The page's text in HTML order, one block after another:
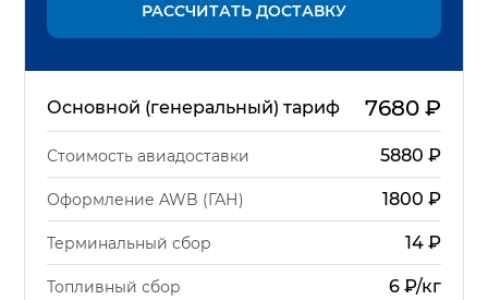
РАССЧИТАТЬ ДОСТАВКУ
Основной (генеральный) тариф 7680₽
Стоимость авиадоставки 5880 ₽
Оформление AWB (ГАН) 1800 ₽
Терминальный сбор 14₽
Топливный сбор
6 ₽/кг